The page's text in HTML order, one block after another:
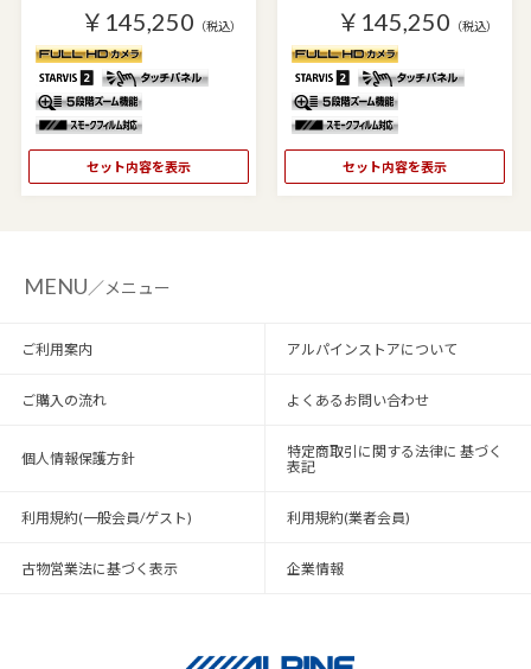
￥145,250 （税込）
セット内容を表示
￥145,250 （税込）
セット内容を表示
MENU／メニュー
ご利用案内 アルパインストアについて
ご購入の流れ よくあるお問い合わせ
個人情報保護方針
特定商取引に関する法律に 基づく
表記
利用規約(一般会員/ゲスト) 利用規約(業者会員)
古物営業法に基づく表示 企業情報